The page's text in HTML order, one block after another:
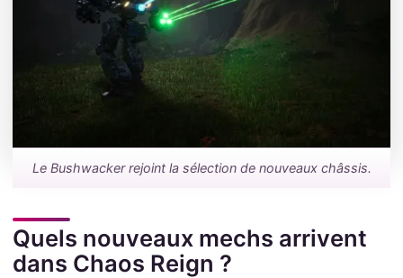
Le Bushwacker rejoint la sélection de nouveaux châssis.
Quels nouveaux mechs arrivent
dans Chaos Reign ?